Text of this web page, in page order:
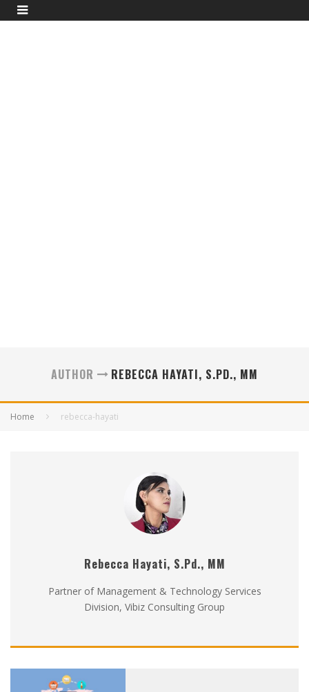
AUTHOR REBECCA HAYATI, S.PD., MM
Home rebecca-hayati
Rebecca Hayati, S.Pd., MM
Partner of Management & Technology Services
Division, Vibiz Consulting Group